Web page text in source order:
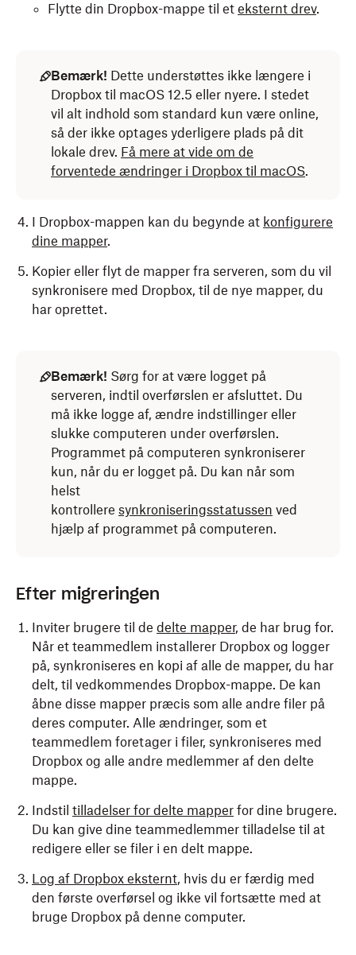
Flytte din Dropbox-mappe til et eksternt drev.
Bemærk! Dette understøttes ikke længere i
Dropbox til macOS 12.5 eller nyere. I stedet
vil alt indhold som standard kun være online,
så der ikke optages yderligere plads på dit
lokale drev. Få mere at vide om de
forventede ændringer i Dropbox til macOS.
I Dropbox-mappen kan du begynde at konfigurere
dine mapper.
Kopier eller flyt de mapper fra serveren, som du vil
synkronisere med Dropbox, til de nye mapper, du
har oprettet.
Bemærk! Sørg for at være logget på
serveren, indtil overførslen er afsluttet. Du
må ikke logge af, ændre indstillinger eller
slukke computeren under overførslen.
Programmet på computeren synkroniserer
kun, når du er logget på. Du kan når som
helst
kontrollere synkroniseringsstatussen ved
hjælp af programmet på computeren.
Efter migreringen
Inviter brugere til de delte mapper, de har brug for.
Når et teammedlem installerer Dropbox og logger
på, synkroniseres en kopi af alle de mapper, du har
delt, til vedkommendes Dropbox-mappe. De kan
åbne disse mapper præcis som alle andre filer på
deres computer. Alle ændringer, som et
teammedlem foretager i filer, synkroniseres med
Dropbox og alle andre medlemmer af den delte
mappe.
Indstil tilladelser for delte mapper for dine brugere.
Du kan give dine teammedlemmer tilladelse til at
redigere eller se filer i en delt mappe.
Log af Dropbox eksternt, hvis du er færdig med
den første overførsel og ikke vil fortsætte med at
bruge Dropbox på denne computer.